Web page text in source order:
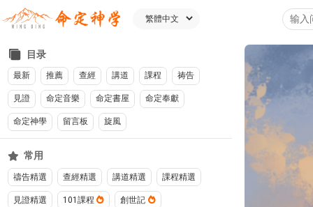
目录
最新 推薦 查經 講道 課程 祷告
見證 命定音樂 命定書屋 命定奉獻
命定神學 留言板 旋風
常用
禱告精選 查經精選 講道精選 課程精選
見證精選 101課程 創世記